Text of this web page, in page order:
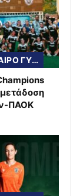
ΠΟΔΟΣΦΑΙΡΟ ΓΥΝΑΙΚΩΝ
ΠΑΟΚ